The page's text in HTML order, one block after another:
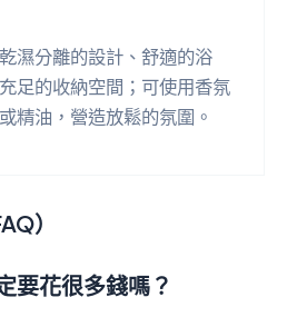
濕分離的設計、舒適的浴
足的收納空間；可使用香氛
精油，營造放鬆的氛圍。
）
要花很多錢嗎？